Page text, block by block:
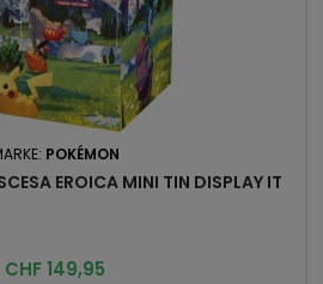
POKÉMON
EROICA MINI TIN DISPLAY IT
Preis
CHF 149,95